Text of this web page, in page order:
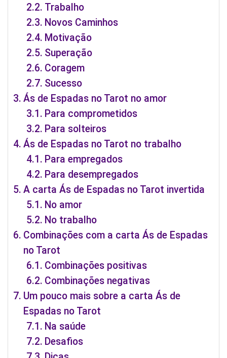
Trabalho
Novos Caminhos
Motivação
Superação
Coragem
Sucesso
Ás de Espadas no Tarot no amor
Para comprometidos
Para solteiros
Ás de Espadas no Tarot no trabalho
Para empregados
Para desempregados
A carta Ás de Espadas no Tarot invertida
No amor
No trabalho
Combinações com a carta Ás de Espadas
no Tarot
Combinações positivas
Combinações negativas
Um pouco mais sobre a carta Ás de
Espadas no Tarot
Na saúde
Desafios